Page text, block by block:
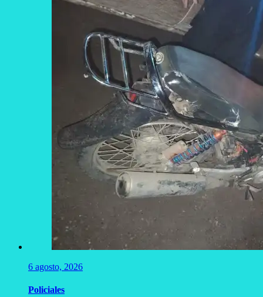
6 agosto, 2026
Policiales